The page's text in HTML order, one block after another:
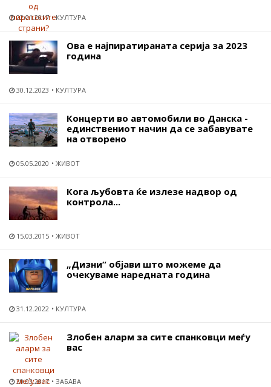
02.01.2017 КУЛТУРА
Ова е најпиратираната серија за 2023
година
30.12.2023 КУЛТУРА
Концерти во автомобили во Данска -
единствениот начин да се забавувате
на отворено
05.05.2020 ЖИВОТ
Кога љубовта ќе излезе надвор од
контрола...
15.03.2015 ЖИВОТ
„Дизни“ објави што можеме да
очекуваме наредната година
31.12.2022 КУЛТУРА
Злобен аларм за сите спанковци меѓу
вас
30.03.2017 ЗАБАВА